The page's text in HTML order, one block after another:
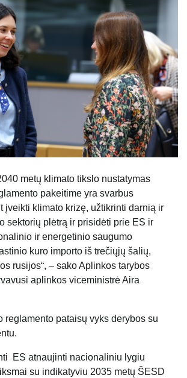
metų klimato tikslo nustatymas
pakeitime yra svarbus
įveikti klimato krizę, užtikrinti darnią ir
sektorių plėtrą ir prisidėti prie ES ir
ir energetinio saugumo
kuro importo iš trečiųjų šalių,
rusijos“, – sako Aplinkos tarybos
aplinkos viceministrė Aira
reglamento pataisų vyks derybos su
ES atnaujinti nacionaliniu lygiu
su indikatyviu 2035 metų ŠESD